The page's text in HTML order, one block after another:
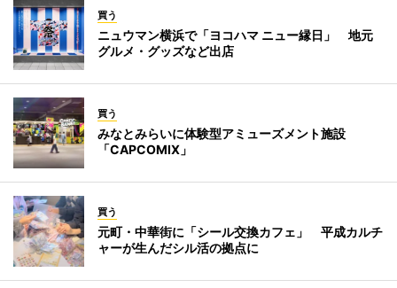
買う
ニュウマン横浜で「ヨコハマ ニュー縁日」 地元
グルメ・グッズなど出店
買う
みなとみらいに体験型アミューズメント施設
「CAPCOMIX」
買う
元町・中華街に「シール交換カフェ」 平成カルチ
ャーが生んだシル活の拠点に